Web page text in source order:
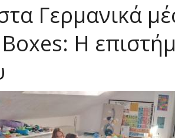
Γερμανικά
Η